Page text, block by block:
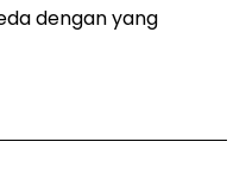
dengan yang